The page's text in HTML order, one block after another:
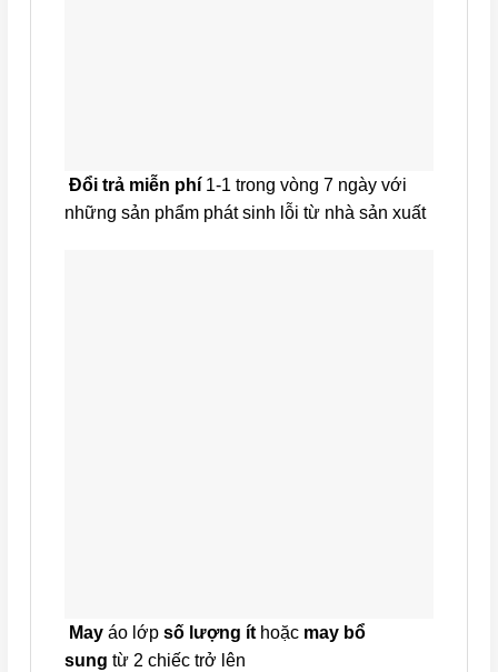
Đổi trả miễn phí 1-1 trong vòng 7 ngày với
những sản phẩm phát sinh lỗi từ nhà sản xuất
May áo lớp số lượng ít hoặc may bổ
sung từ 2 chiếc trở lên